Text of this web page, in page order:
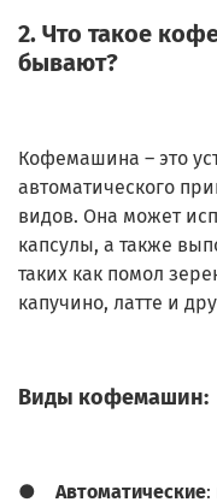
2. Что такое
бывают?
Кофемашина – это
автоматического
видов. Она может
капсулы, а также
таких как помол
капучино, латте и
Виды кофемашин:
● Автоматические: